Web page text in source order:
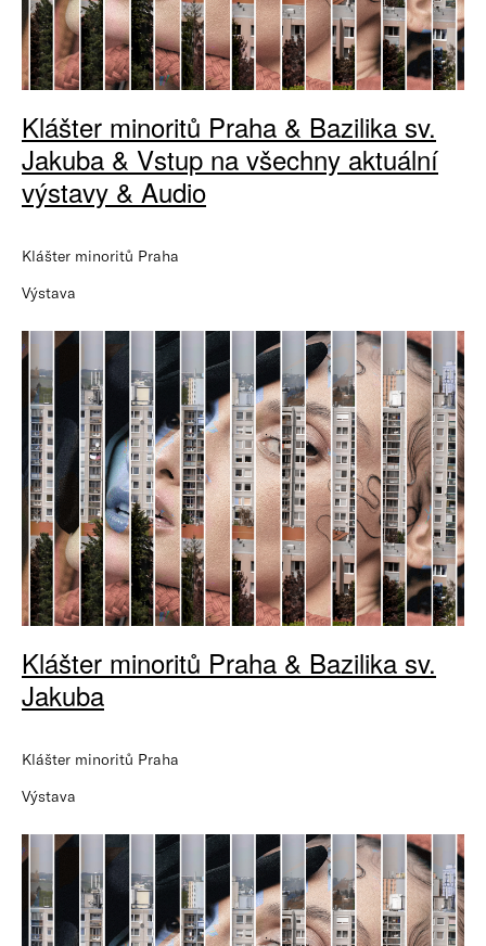
Klášter minoritů Praha & Bazilika sv.
Jakuba & Vstup na všechny aktuální
výstavy & Audio
Klášter minoritů Praha
Výstava
Klášter minoritů Praha & Bazilika sv.
Jakuba
Klášter minoritů Praha
Výstava